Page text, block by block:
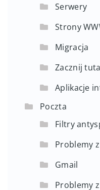
Serwery
Strony
Migracja
Zacznij
Aplikacje
Poczta
Filtry
Problemy
Gmail
Problemy